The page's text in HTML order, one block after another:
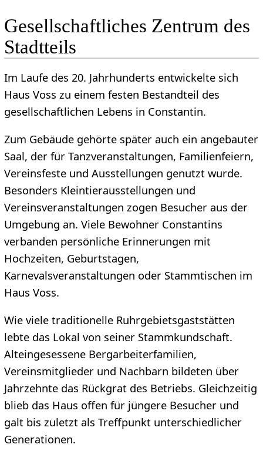
Gesellschaftliches Zentrum des
Stadtteils
Im Laufe des 20. Jahrhunderts entwickelte sich
Haus Voss zu einem festen Bestandteil des
gesellschaftlichen Lebens in Constantin.
Zum Gebäude gehörte später auch ein angebauter
Saal, der für Tanzveranstaltungen, Familienfeiern,
Vereinsfeste und Ausstellungen genutzt wurde.
Besonders Kleintierausstellungen und
Vereinsveranstaltungen zogen Besucher aus der
Umgebung an. Viele Bewohner Constantins
verbanden persönliche Erinnerungen mit
Hochzeiten, Geburtstagen,
Karnevalsveranstaltungen oder Stammtischen im
Haus Voss.
Wie viele traditionelle Ruhrgebietsgaststätten
lebte das Lokal von seiner Stammkundschaft.
Alteingesessene Bergarbeiterfamilien,
Vereinsmitglieder und Nachbarn bildeten über
Jahrzehnte das Rückgrat des Betriebs. Gleichzeitig
blieb das Haus offen für jüngere Besucher und
galt bis zuletzt als Treffpunkt unterschiedlicher
Generationen.